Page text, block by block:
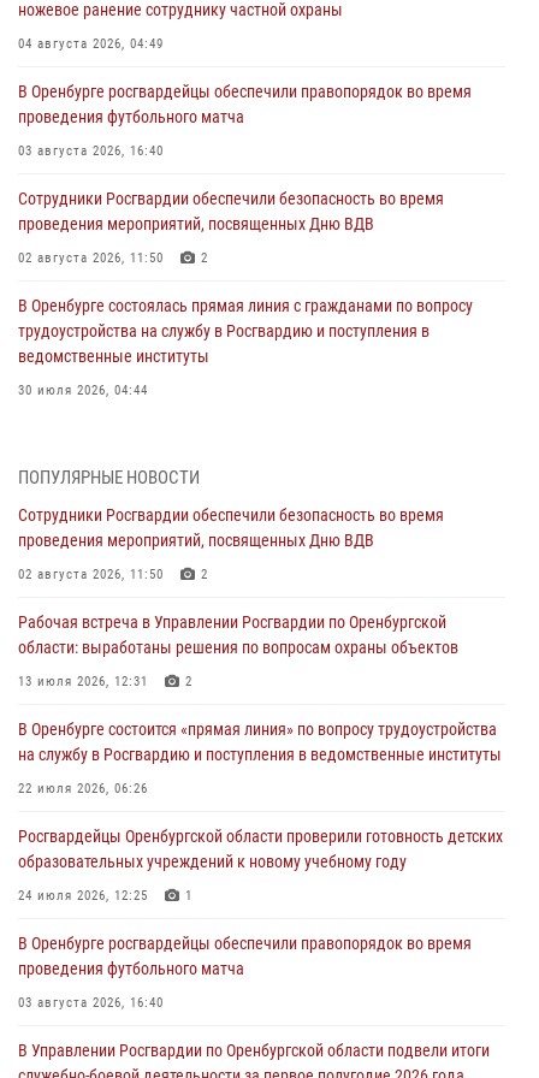
ножевое ранение сотруднику частной охраны
04 августа 2026, 04:49
В Оренбурге росгвардейцы обеспечили правопорядок во время
проведения футбольного матча
03 августа 2026, 16:40
Сотрудники Росгвардии обеспечили безопасность во время
проведения мероприятий, посвященных Дню ВДВ
02 августа 2026, 11:50 2
В Оренбурге состоялась прямая линия с гражданами по вопросу
трудоустройства на службу в Росгвардию и поступления в
ведомственные институты
30 июля 2026, 04:44
28 июля 2026, 09:41 1
Росгвардейцы обеспечили правопорядок на праздновании Дня
ВМФ в Оренбурге
27 июля 2026, 14:36 2
Росгвардейцы предотвратили трагедию: спасен мужчина в тяжелой
жизненной ситуации (ВИДЕО)
26 июля 2026, 14:45 1
Росгвардейцы Оренбургской области проверили готовность детских
образовательных учреждений к новому учебному году
24 июля 2026, 12:25
При силовой поддержке ОМОН «Кобра» Росгвардии в Оренбурге
проведён рейд по строительным объектам
23 июля 2026, 10:47
ПОПУЛЯРНЫЕ НОВОСТИ
Сотрудники Росгвардии обеспечили безопасность во время
проведения мероприятий, посвященных Дню ВДВ
02 августа 2026, 11:50 2
Рабочая встреча в Управлении Росгвардии по Оренбургской
области: выработаны решения по вопросам охраны объектов
13 июля 2026, 12:31 2
В Оренбурге состоится «прямая линия» по вопросу трудоустройства
на службу в Росгвардию и поступления в ведомственные институты
22 июля 2026, 06:26
Росгвардейцы Оренбургской области проверили готовность детских
образовательных учреждений к новому учебному году
24 июля 2026, 12:25 1
В Оренбурге росгвардейцы обеспечили правопорядок во время
проведения футбольного матча
03 августа 2026, 16:40
В Управлении Росгвардии по Оренбургской области подвели итоги